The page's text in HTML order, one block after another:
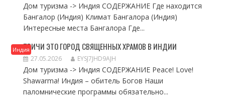
Дом туризма -> Индия СОДЕРЖАНИЕ Где находится
Бангалор (Индия) Климат Бангалора (Индия)
Интересные места Бангалора Где...
ИндияТРИЧИ ЭТО ГОРОД СВЯЩЕННЫХ ХРАМОВ В ИНДИИ
27.05.2026 EYSJ7JHD9AJH
Дом туризма -> Индия СОДЕРЖАНИЕ Peace! Love!
Shawarma! Индия – обитель Богов Наши
паломнические программы обязательно...